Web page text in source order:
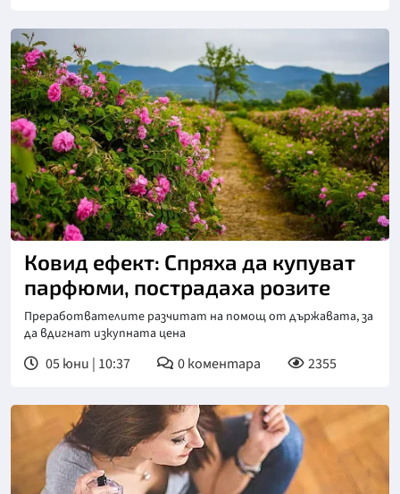
Ковид ефект: Спряха да купуват
парфюми, пострадаха розите
Преработвателите разчитат на помощ от държавата, за
да вдигнат изкупната цена
05 юни | 10:37 0коментара 2355